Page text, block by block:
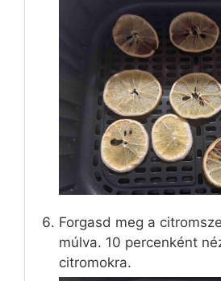
Forgasd meg a
múlva. 10 percenként
citromokra.